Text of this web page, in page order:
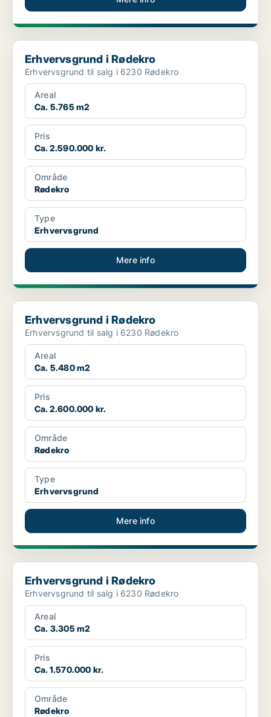
Erhvervsgrund i Rødekro
Erhvervsgrund i Rødekro
Erhvervsgrund til salg i 6230 Rødekro
Areal
Ca. 5.765 m2
Pris
Ca. 2.590.000 kr.
Område
Rødekro
Type
Erhvervsgrund
Mere info
Erhvervsgrund i Rødekro
Erhvervsgrund i Rødekro
Erhvervsgrund til salg i 6230 Rødekro
Areal
Ca. 5.480 m2
Pris
Ca. 2.600.000 kr.
Område
Rødekro
Type
Erhvervsgrund
Mere info
Erhvervsgrund i Rødekro
Erhvervsgrund i Rødekro
Erhvervsgrund til salg i 6230 Rødekro
Areal
Ca. 3.305 m2
Pris
Ca. 1.570.000 kr.
Område
Rødekro